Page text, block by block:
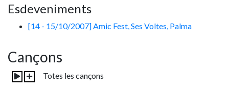
sèrie de músics de forma temporal, com Manolo Jordà
Domínguez (Drakkar,Golgotha) o Txus Garcia (ANTI, 3
frustrà els plans d’enregistrar un àlbum debut que mai
arribà.
Esdeveniments
[14 - 15/10/2007] Amic Fest, Ses Voltes, Palma
Cançons
Totes les cançons